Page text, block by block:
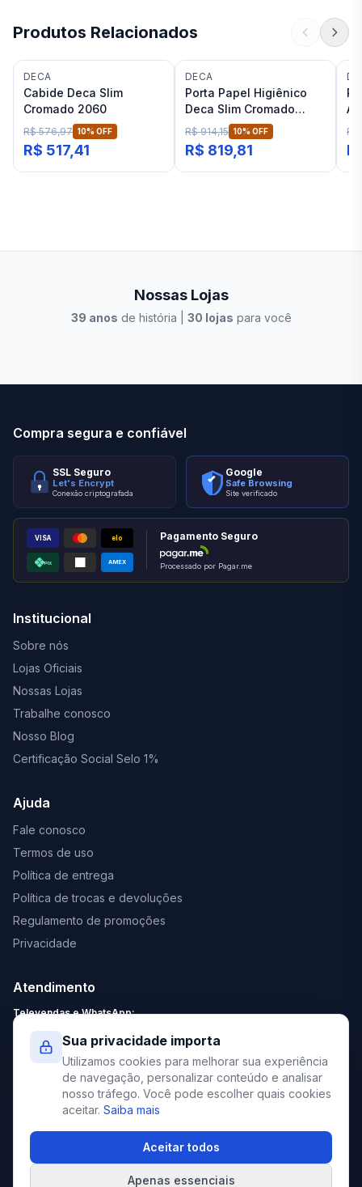
Produtos Relacionados
DECA
Cabide Deca Slim
Cromado 2060
R$ 576,97 10% OFF
R$ 517,41
DECA
Porta Papel Higiênico
Deca Slim Cromado
2020
R$ 914,15 10% OFF
R$ 819,81
R$
Nossas Lojas
39 anos de história | 30 lojas para você
Compra segura e confiável
SSL Seguro
Let's Encrypt
Conexão criptografada
Google
Safe Browsing
Site verificado
VISA elo
PIX AMEX
Pagamento Seguro
Processado por Pagar.me
Institucional
Sobre nós
Lojas Oficiais
Nossas Lojas
Trabalhe conosco
Nosso Blog
Certificação Social Selo 1%
Ajuda
Fale conosco
Termos de uso
Política de entrega
Política de trocas e devoluções
Regulamento de promoções
Privacidade
Atendimento
Televendas e WhatsApp:
Sábado: 9:00 - 13:00
contato@elevato.com.br
+55 51 4042-9413
Sua privacidade importa
Utilizamos cookies para melhorar sua experiência
de navegação, personalizar conteúdo e analisar
nosso tráfego. Você pode escolher quais cookies
aceitar. Saiba mais
Aceitar todos
Apenas essenciais